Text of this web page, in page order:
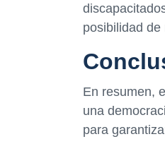
posibilidad
En resumen,
una
para